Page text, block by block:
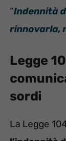
“Indennità
rinnovarla,
Legge
sordi
La Legge